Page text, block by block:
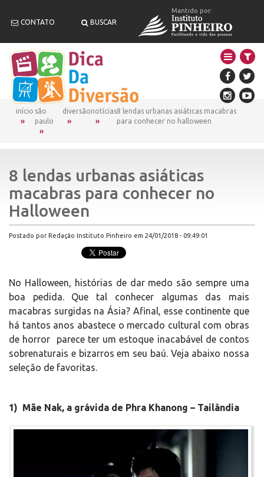
CONTATO BUSCAR
Mantido por:
início são
paulo
diversãonotícias8 lendas urbanas asiáticas macabras
para conhecer no halloween
8 lendas urbanas asiáticas
macabras para conhecer no
Halloween
Postado por Redação Instituto Pinheiro em 24/01/2018 - 09:49:01
No Halloween, histórias de dar medo são sempre uma
boa pedida. Que tal conhecer algumas das mais
macabras surgidas na Ásia? Afinal, esse continente que
há tantos anos abastece o mercado cultural com obras
de horror parece ter um estoque inacabável de contos
sobrenaturais e bizarros em seu baú. Veja abaixo nossa
seleção de favoritas.
1) Mãe Nak, a grávida de Phra Khanong – Tailândia